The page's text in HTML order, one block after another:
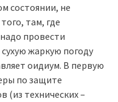
состоянии, не
там, где
провести
жаркую погоду
оидиум. В первую
по защите
(из технических –